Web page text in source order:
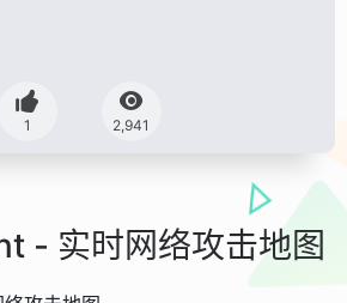
1 2,941
- 实时网络攻击地图